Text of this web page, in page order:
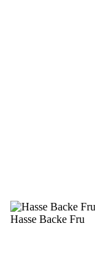
Hasse Backe Fru